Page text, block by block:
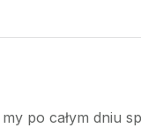
po całym